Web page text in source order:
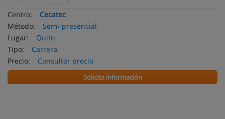
Centro:
Cecatec
Método:
Semi-presencial
Lugar:
Quito
Tipo:
Carrera
Precio:
Consultar precio
Solicita información